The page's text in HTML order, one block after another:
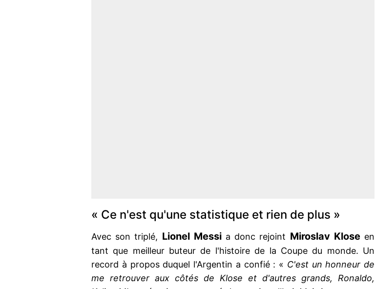
« Ce n'est qu'une statistique et rien de plus »
Avec son triplé, Lionel Messi a donc rejoint Miroslav Kloseen
tant que meilleur buteur de l'histoire de la Coupe du monde. Un
record à propos duquel l'Argentin a confié : « C'est un honneur de
me retrouver aux côtés de Klose et d'autres grands, Ronaldo,